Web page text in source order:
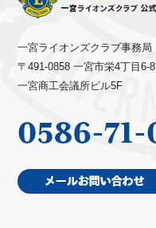
一宮ライオンズクラブ事務局
〒491-0858 一宮市栄4丁目6-8
一宮商工会議所ビル5F